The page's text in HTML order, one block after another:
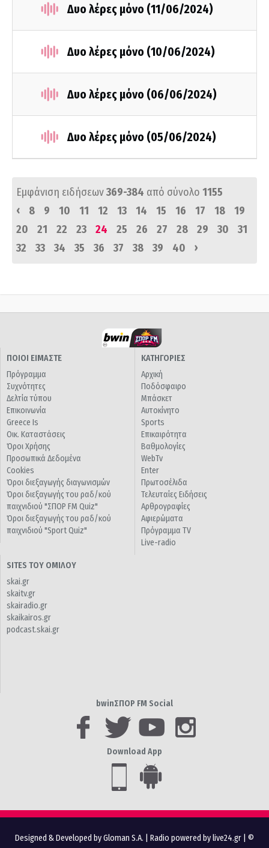
Δυο λέρες μόνο (11/06/2024)
Δυο λέρες μόνο (10/06/2024)
Δυο λέρες μόνο (06/06/2024)
Δυο λέρες μόνο (05/06/2024)
Εμφάνιση ειδήσεων369-384 από σύνολο 1155
‹
8 9 10 11 12 13 14 15 16 17 18
19
20
21 22 23 24 25 26 27 28 29 30
31
32
33 34 35 36 37 38 39 40 ›
ΠΟΙΟΙ ΕΙΜΑΣΤΕ
Πρόγραμμα
Συχνότητες
Δελτία τύπου
Επικοινωνία
Greece Is
Οικ. Καταστάσεις
Όροι Χρήσης
Προσωπικά Δεδομένα
Cookies
Όροι διεξαγωγής διαγωνισμών
Όροι διεξαγωγής του ραδ/κού
παιχνιδιού "ΣΠΟΡ FM Quiz"
Όροι διεξαγωγής του ραδ/κού
παιχνιδιού "Sport Quiz"
ΚΑΤΗΓΟΡΙΕΣ
Αρχική
Ποδόσφαιρο
Μπάσκετ
Αυτοκίνητο
Sports
Επικαιρότητα
Βαθμολογίες
WebTv
Enter
Πρωτοσέλιδα
Τελευταίες Ειδήσεις
Αρθρογραφίες
Αφιερώματα
Πρόγραμμα TV
Live-radio
SITES ΤΟΥ ΟΜΙΛΟΥ
skai.gr
skaitv.gr
skairadio.gr
skaikairos.gr
podcast.skai.gr
bwinΣΠΟΡ FM Social
Download App
Designed & Developed by Gloman S.A. Radio powered by live24.gr | ©